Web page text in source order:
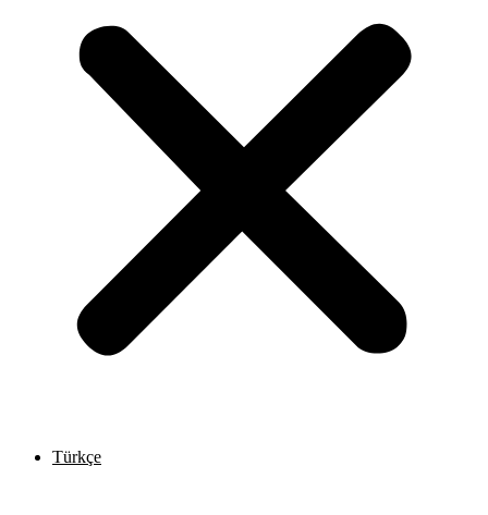
Türkçe